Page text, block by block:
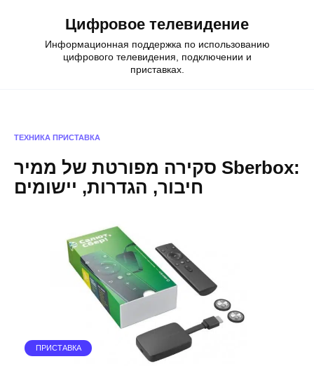
Цифровое телевидение
Информационная поддержка по использованию
цифрового телевидения, подключении и
приставках.
ТЕХНИКА ПРИСТАВКА
סקירה מפורטת של ממיר Sberbox:
חיבור, הגדרות, יישומים
ПРИСТАВКА